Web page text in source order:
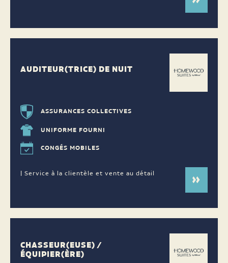
AUDITEUR(TRICE) DE NUIT
ASSURANCES COLLECTIVES
UNIFORME FOURNI
CONGÉS MOBILES
| Service à la clientèle et vente au détail
CHASSEUR(EUSE) /
ÉQUIPIER(ÈRE)